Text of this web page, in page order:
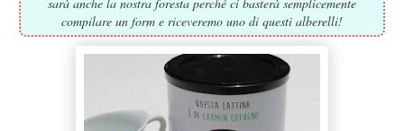
compilare un form e riceveremo uno di questi alberelli!